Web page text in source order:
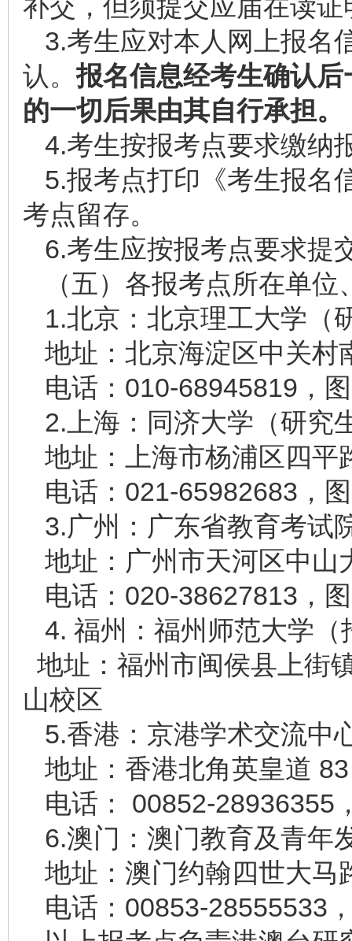
补交，但须提交应届在读
3.考生应对本人网上报名
认。报名信息经考生确认
的一切后果由其自行承担。
4.考生按报考点要求缴纳
5.报考点打印《考生报名
考点留存。
6.考生应按报考点要求提
（五）各报考点所在单
1.北京：北京理工大学（
地址：北京海淀区中关村
电话：010-68945819，
2.上海：同济大学（研究
地址：上海市杨浦区四平
电话：021-65982683，
3.广州：广东省教育考试
地址：广州市天河区中山
电话：020-38627813，
4. 福州：福州师范大学
地址：福州市闽侯县上街
山校区
5.香港：京港学术交流中
地址：香港北角英皇道
电话： 00852-28936355
6.澳门：澳门教育及青年
地址：澳门约翰四世大马
电话：00853-28555533